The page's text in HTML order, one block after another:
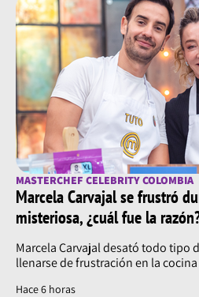
MASTERCHEF CELEBRITY COLOMBIA
Marcela Carvajal se frustró
misteriosa, ¿cuál fue la
Marcela Carvajal desató todo tipo
llenarse de frustración en la
Hace 6 horas